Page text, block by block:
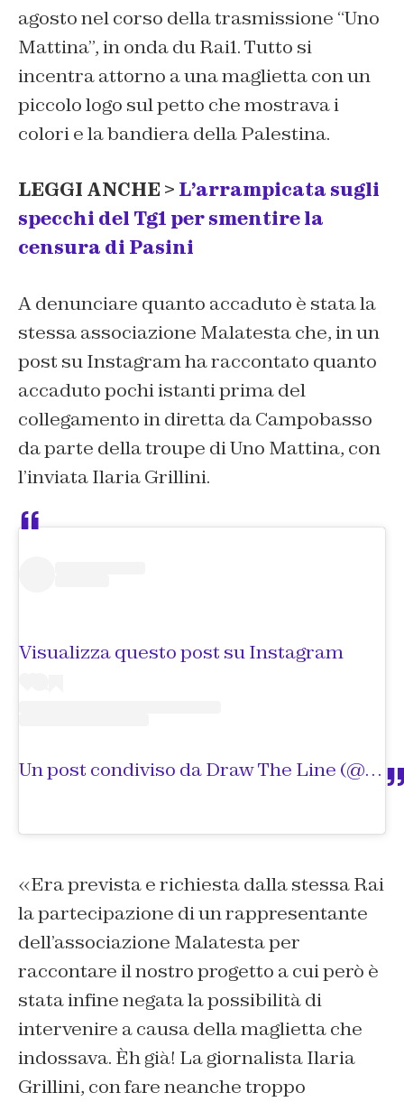
agosto nel corso della trasmissione “Uno
Mattina”, in onda du Rai1. Tutto si
incentra attorno a una maglietta con un
piccolo logo sul petto che mostrava i
colori e la bandiera della Palestina.
LEGGI ANCHE > L’arrampicata sugli
specchi del Tg1 per smentire la
censura di Pasini
A denunciare quanto accaduto è stata la
stessa associazione Malatesta che, in un
post su Instagram ha raccontato quanto
accaduto pochi istanti prima del
collegamento in diretta da Campobasso
da parte della troupe di Uno Mattina, con
l’inviata Ilaria Grillini.
Visualizza questo post su Instagram
Un post condiviso da Draw The Line (@drawtheline.fest)
«Era prevista e richiesta dalla stessa Rai
la partecipazione di un rappresentante
dell’associazione Malatesta per
raccontare il nostro progetto a cui però è
stata infine negata la possibilità di
intervenire a causa della maglietta che
indossava. Èh già! La giornalista Ilaria
Grillini, con fare neanche troppo